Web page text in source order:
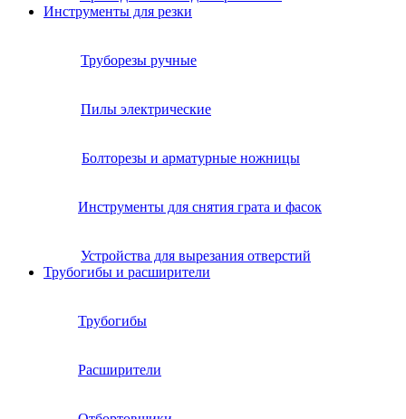
Инструменты для резки
Труборезы ручные
Пилы электрические
Болторезы и арматурные ножницы
Инструменты для снятия грата и фасок
Устройства для вырезания отверстий
Трубогибы и расширители
Трубогибы
Расширители